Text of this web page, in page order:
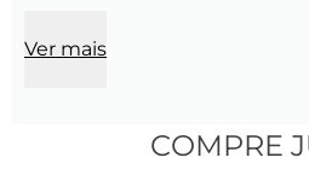
Espessura:
Trançado redondo
Ver mais
COMPRE